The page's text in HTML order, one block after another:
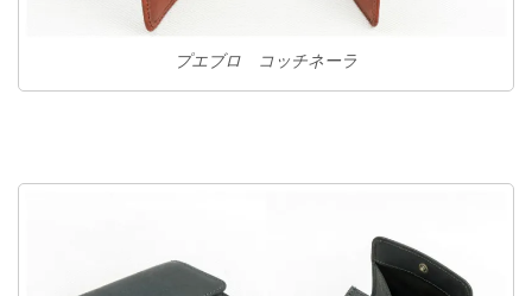
プエブロ コッチネーラ